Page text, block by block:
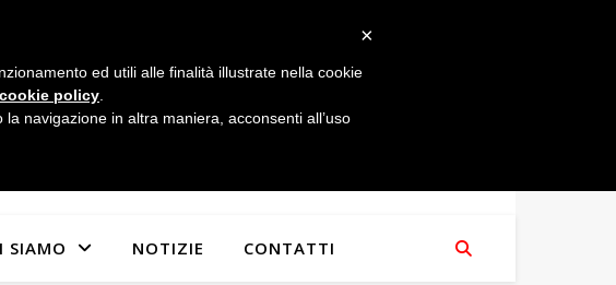
SIAMO NOTIZIE CONTATTI
×
ed utili alle finalità illustrate nella cookie
cookie policy
navigazione in altra maniera, acconsenti all’uso